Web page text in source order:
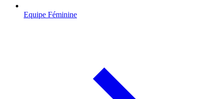
Equipe Féminine